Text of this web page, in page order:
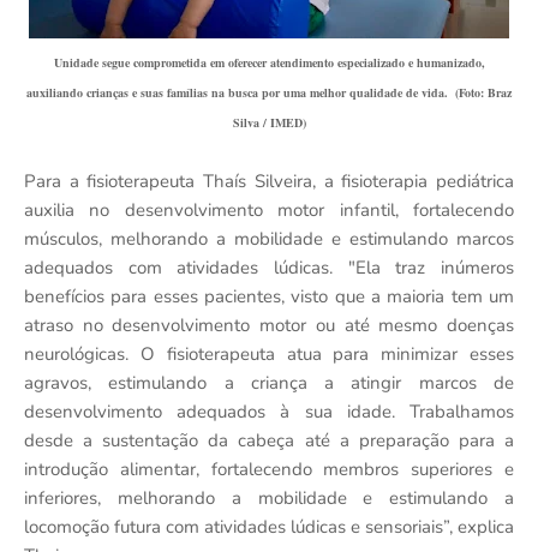
Unidade segue comprometida em oferecer atendimento especializado e humanizado,
auxiliando crianças e suas famílias na busca por uma melhor qualidade de vida. (Foto: Braz
Silva / IMED)
Para a fisioterapeuta Thaís Silveira, a fisioterapia pediátrica
auxilia no desenvolvimento motor infantil, fortalecendo
músculos, melhorando a mobilidade e estimulando marcos
adequados com atividades lúdicas. "Ela traz inúmeros
benefícios para esses pacientes, visto que a maioria tem um
atraso no desenvolvimento motor ou até mesmo doenças
neurológicas. O fisioterapeuta atua para minimizar esses
agravos, estimulando a criança a atingir marcos de
desenvolvimento adequados à sua idade. Trabalhamos
desde a sustentação da cabeça até a preparação para a
introdução alimentar, fortalecendo membros superiores e
inferiores, melhorando a mobilidade e estimulando a
locomoção futura com atividades lúdicas e sensoriais”, explica